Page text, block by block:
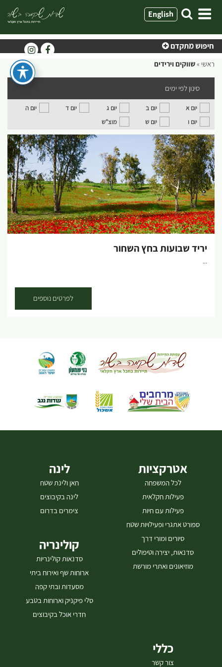
לתוכן
English
חיפוש מתקדם
ראשי »שווקים וירידים
סינון לפי ימים
יום א יום ב יום ג יום ד
יום ה
יום ו
יום ש מוצ"ש
יריד שבועות בחץ השחור
...
לפרטים נוספים
אטרקציות
לכל המשפחה
פעילות חקלאית
פעילות עם חיות
ספורט אתגרי ופעילויות שטח
סיורים ומורי דרך
סדנאות, יצירה וטיפולים
מוזיאונים ואתרי מורשת
לינה
חאן ולינת שטח
לינה בקיבוצים
צימרים בדרום
קולינריה
סדנאות קולינריות
ארוחות שף ואירוח ביתי
מסעדות ובתי קפה
סלי פיקניק וארוחות בטבע
חדרי אוכל בקיבוצים
כללי
צור קשר